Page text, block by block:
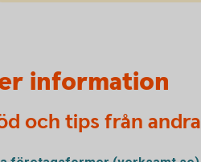
information
och tips från andra